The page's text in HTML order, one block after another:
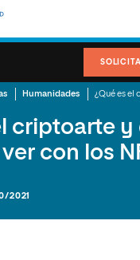
Humanidades
criptoarte y
con los
2021